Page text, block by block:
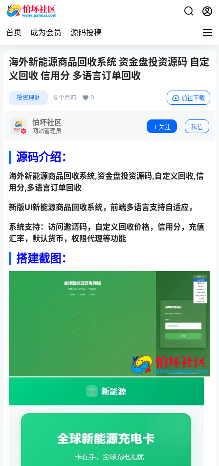
首页 成为会员 源码投稿
海外新能源商品回收系统 资金盘投资源码 自定
义回收 信用分 多语言订单回收
投资理财 5 个月前 0 前往下载
怕坏社区
网站管理员
关注 私信
源码介绍：
海外新能源商品回收系统,资金盘投资源码,自定义回收,信
用分,多语言订单回收
新版UI新能源商品回收系统，前端多语言支持自适应，
系统支持：访问邀请码，自定义回收价格，信用分，充值
汇率，默认货币，权限代理等功能
搭建截图：